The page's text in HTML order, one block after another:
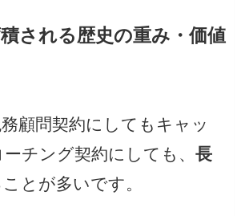
される歴史の重み・価値
顧問契約にしてもキャッ
チング契約にしても、長
とが多いです。